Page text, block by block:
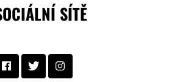
SÍTĚ